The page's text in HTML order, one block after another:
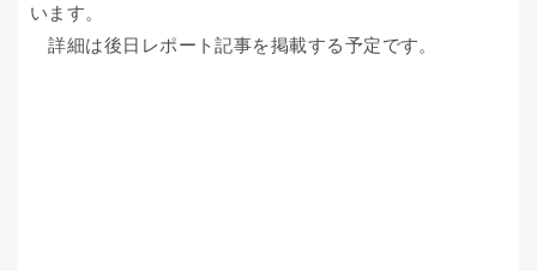
います。
詳細は後日レポート記事を掲載する予定です。